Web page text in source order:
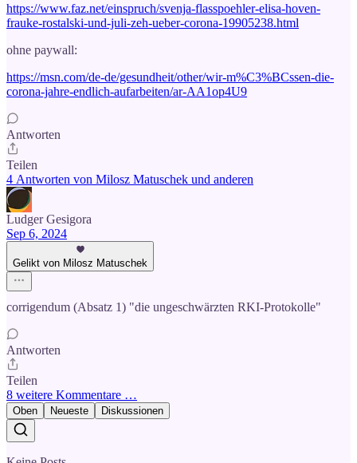
https://www.faz.net/einspruch/svenja-flasspoehler-elisa-hoven-
frauke-rostalski-und-juli-zeh-ueber-corona-19905238.html
ohne paywall:
https://msn.com/de-de/gesundheit/other/wir-m%C3%BCssen-die-
corona-jahre-endlich-aufarbeiten/ar-AA1op4U9
Antworten
Teilen
4 Antworten von Milosz Matuschek und anderen
Ludger Gesigora
Sep 6, 2024
Gelikt von Milosz Matuschek
corrigendum (Absatz 1) "die ungeschwärzten RKI-Protokolle"
Antworten
Teilen
8 weitere Kommentare …
Oben Neueste Diskussionen